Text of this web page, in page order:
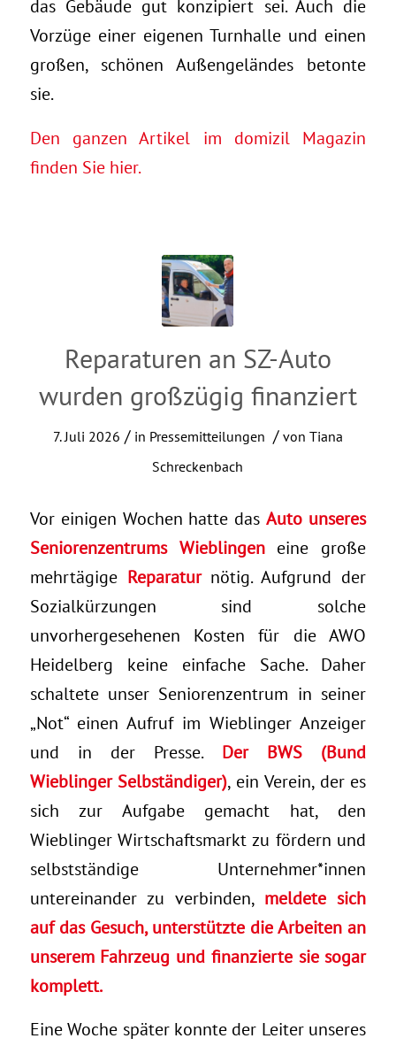
das Gebäude gut konzipiert sei. Auch die
Vorzüge einer eigenen Turnhalle und einen
großen, schönen Außengeländes betonte
sie.
Den ganzen Artikel im domizil Magazin
finden Sie hier.
Reparaturen an SZ-Auto
wurden großzügig finanziert
7. Juli 2026 / in Pressemitteilungen / von Tiana
Schreckenbach
Vor einigen Wochen hatte dasAuto unseres
Seniorenzentrums Wieblingeneine große
mehrtägige Reparaturnötig. Aufgrund der
Sozialkürzungen sind solche
unvorhergesehenen Kosten für die AWO
Heidelberg keine einfache Sache. Daher
schaltete unser Seniorenzentrum in seiner
„Not“ einen Aufruf im Wieblinger Anzeiger
und in der Presse. Der BWS (Bund
Wieblinger Selbständiger), ein Verein, der es
sich zur Aufgabe gemacht hat, den
Wieblinger Wirtschaftsmarkt zu fördern und
selbstständige Unternehmer*innen
untereinander zu verbinden, meldete sich
auf das Gesuch, unterstützte die Arbeiten an
unserem Fahrzeug und finanzierte sie sogar
komplett.
Eine Woche später konnte der Leiter unseres